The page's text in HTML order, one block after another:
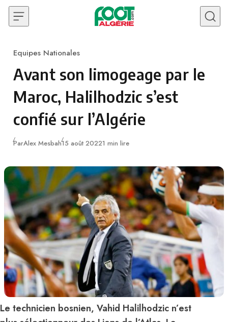
Skip to content
Category
Equipes Nationales
Avant son limogeage par le
Maroc, Halilhodzic s’est
confié sur l’Algérie
ParAlex MesbahPublié
15 août 20221 min lire
Le technicien bosnien, Vahid Halilhodzic n’est